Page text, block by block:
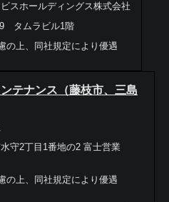
スホールディングス株式会社
9 タムラビル1階
の上、同社規定により優遇
テナンス（藤枝市、三島
守2丁目1番地の2 富士営業
の上、同社規定により優遇